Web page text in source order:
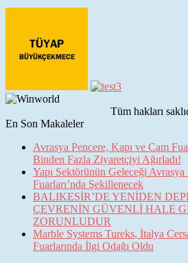
Tüm hakları
En Son Makaleler
Avrasya Pencere, Kapı ve Cam
Binden Fazla Ziyaretçiyi Ağırladı!
Yapı Sektörünün Geleceği Avrasya
Fuarları’nda Şekillenecek
BALIKESİR’DE YENİDEN
ÇEVRENİN GÜVENLİ HALE
ZORUNLUDUR
Marble Systems Tureks, İtalya
Fuarlarında İlgi Odağı Oldu